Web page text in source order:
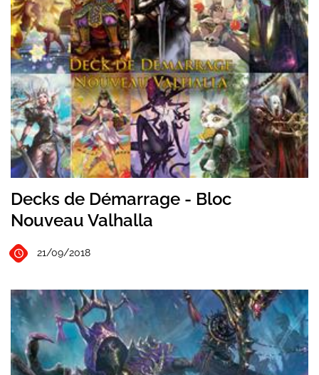
Decks de Démarrage - Bloc
Nouveau Valhalla
21/09/2018